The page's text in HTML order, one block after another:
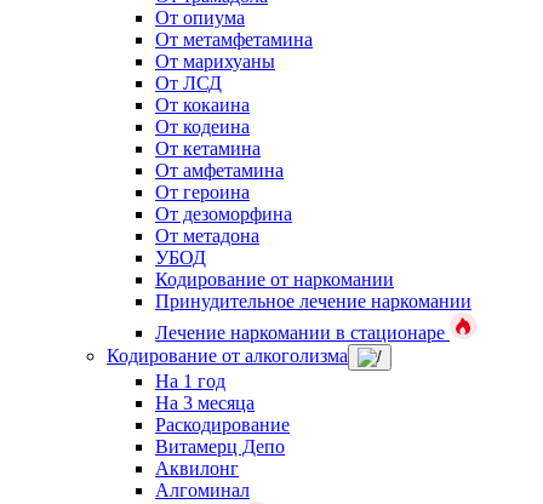
От опиума
От метамфетамина
От марихуаны
От ЛСД
От кокаина
От кодеина
От кетамина
От амфетамина
От героина
От дезоморфина
От метадона
УБОД
Кодирование от наркомании
Принудительное лечение наркомании
Лечение наркомании в стационаре
Кодирование от алкоголизма
На 1 год
На 3 месяца
Раскодирование
Витамерц Депо
Аквилонг
Алгоминал